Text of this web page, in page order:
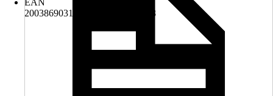
EAN
2003869031008, 4022873000228